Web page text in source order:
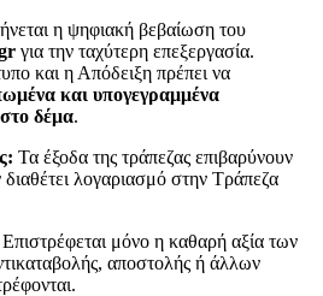
η ψηφιακή βεβαίωση του
για την ταχύτερη επεξεργασία.
και η Απόδειξη πρέπει να
και υπογεγραμμένα
δέμα.
Τα έξοδα της τράπεζας επιβαρύνουν
λογαριασμό στην Τράπεζα
Επιστρέφεται μόνο η καθαρή αξία των
αποστολής ή άλλων